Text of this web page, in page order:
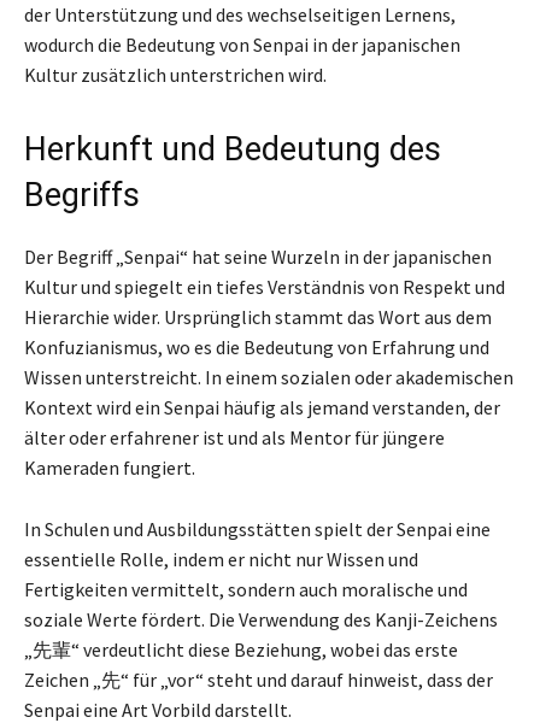
der Unterstützung und des wechselseitigen Lernens,
wodurch die Bedeutung von Senpai in der japanischen
Kultur zusätzlich unterstrichen wird.
Herkunft und Bedeutung des
Begriffs
Der Begriff „Senpai“ hat seine Wurzeln in der japanischen
Kultur und spiegelt ein tiefes Verständnis von Respekt und
Hierarchie wider. Ursprünglich stammt das Wort aus dem
Konfuzianismus, wo es die Bedeutung von Erfahrung und
Wissen unterstreicht. In einem sozialen oder akademischen
Kontext wird ein Senpai häufig als jemand verstanden, der
älter oder erfahrener ist und als Mentor für jüngere
Kameraden fungiert.
In Schulen und Ausbildungsstätten spielt der Senpai eine
essentielle Rolle, indem er nicht nur Wissen und
Fertigkeiten vermittelt, sondern auch moralische und
soziale Werte fördert. Die Verwendung des Kanji-Zeichens
„先輩“ verdeutlicht diese Beziehung, wobei das erste
Zeichen „先“ für „vor“ steht und darauf hinweist, dass der
Senpai eine Art Vorbild darstellt.